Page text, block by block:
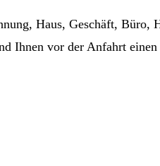
Haus, Geschäft, Büro,
Ihnen vor der Anfahrt